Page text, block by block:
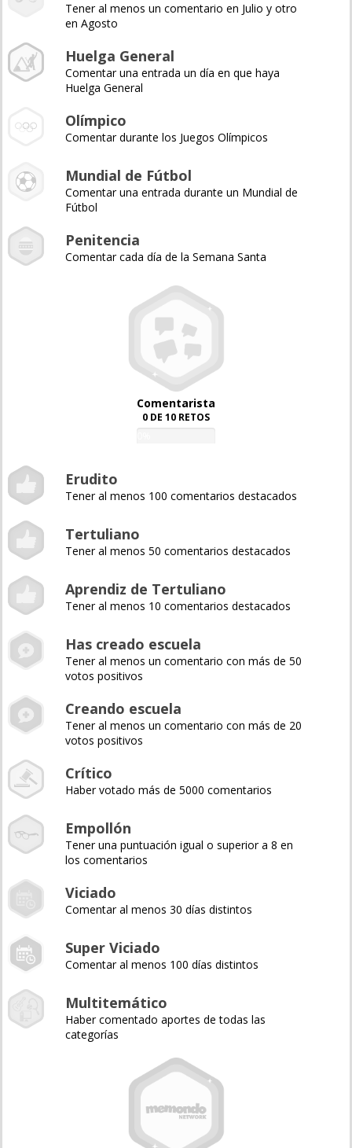
Tener al menos un comentario en Julio y otro
en Agosto
Huelga General
Comentar una entrada un día en que haya
Huelga General
Olímpico
Comentar durante los Juegos Olímpicos
Mundial de Fútbol
Comentar una entrada durante un Mundial de
Fútbol
Penitencia
Comentar cada día de la Semana Santa
Comentarista
0 DE 10 RETOS
Erudito
Tener al menos 100 comentarios destacados
Tertuliano
Tener al menos 50 comentarios destacados
Aprendiz de Tertuliano
Tener al menos 10 comentarios destacados
Has creado escuela
Tener al menos un comentario con más de 50
votos positivos
Creando escuela
Tener al menos un comentario con más de 20
votos positivos
Crítico
Haber votado más de 5000 comentarios
Empollón
Tener una puntuación igual o superior a 8 en
los comentarios
Viciado
Comentar al menos 30 días distintos
Super Viciado
Comentar al menos 100 días distintos
Multitemático
Haber comentado aportes de todas las
categorías